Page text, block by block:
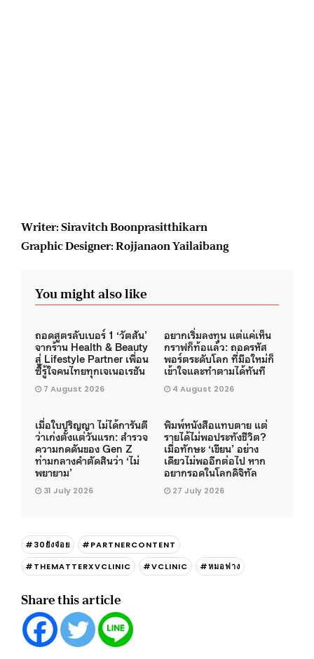
Writer: Siravitch Boonprasitthikarn
Graphic Designer: Rojjanaon Yailaibang
You might also like
ถอดสูตรลับเบอร์ 1 ‘วัตสัน’
จากร้าน Health & Beauty
สู่ Lifestyle Partner เพื่อน
ซี้รู้ใจคนไทยทุกเจเนอเรชัน
7 August 2026
อยากเริ่มลงทุน แต่แค่เห็น
กราฟก็ท้อแล้ว: ถอดรหัส
พอร์ตระดับโลก ที่มือใหม่ก็
เข้าใจและทำตามได้ทันที
4 August 2026
เมื่อใบปริญญา ไม่ได้การันตี
ว่าเก่งตั้งแต่วันแรก: สำรวจ
ความกดดันของ Gen Z
ท่ามกลางคำตัดสินว่า ‘ไม่
พยายาม’
31 July 2026
พิมพ์หนังสือแทบตาย แต่
รายได้ไม่พอประทังชีวิต?
เมื่อทักษะ ‘เขียน’ อย่าง
เดียวไม่พออีกต่อไป หาก
อยากรอดในโลกดิจิทัล
27 July 2026
#30ยังจ๋อย
#PARTNERCONTENT
#THEMATTERXVCLINIC
#VCLINIC #หมอฟาง
Share this article